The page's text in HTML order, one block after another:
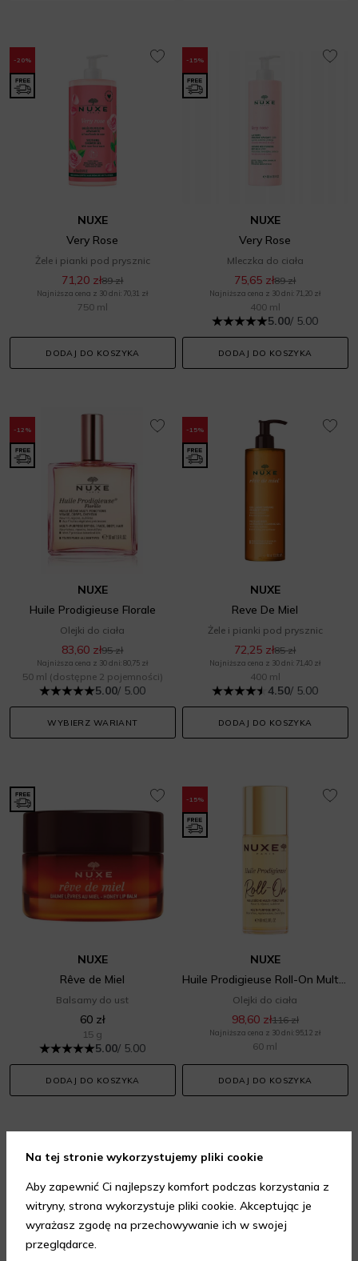
-20%
NUXE
Very Rose
Żele i pianki pod prysznic
71,20 zł89 zł
Najniższa cena z 30 dni: 70,31 zł
750 ml
DODAJ DO KOSZYKA
-15%
NUXE
Very Rose
Mleczka do ciała
75,65 zł89 zł
Najniższa cena z 30 dni: 71,20 zł
400 ml
5.00/ 5.00
DODAJ DO KOSZYKA
-12%
NUXE
Huile Prodigieuse Florale
Olejki do ciała
83,60 zł95 zł
Najniższa cena z 30 dni: 80,75 zł
50 ml (dostępne 2 pojemności)
5.00/ 5.00
WYBIERZ WARIANT
-15%
NUXE
Reve De Miel
Żele i pianki pod prysznic
72,25 zł85 zł
Najniższa cena z 30 dni: 71,40 zł
400 ml
4.50/ 5.00
DODAJ DO KOSZYKA
NUXE
Rêve de Miel
Balsamy do ust
60 zł
15 g
5.00/ 5.00
DODAJ DO KOSZYKA
-15%
NUXE
Huile Prodigieuse Roll-On Multi-Purpose Dry Oil
Olejki do ciała
98,60 zł116 zł
Najniższa cena z 30 dni: 95,12 zł
60 ml
DODAJ DO KOSZYKA
-10%Na tej stronie wykorzystujemy pliki cookie
Aby zapewnić Ci najlepszy komfort podczas korzystania z
witryny, strona wykorzystuje pliki cookie. Akceptując je
wyrażasz zgodę na przechowywanie ich w swojej
przeglądarce.